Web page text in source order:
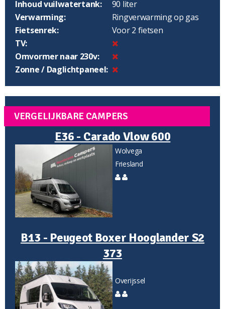
Inhoud vuilwatertank:
90 liter
Verwarming:
Ringverwarming op gas
Fietsenrek:
Voor 2 fietsen
TV:
Omvormer naar 230v:
Zonne / Daglichtpaneel:
VERGELIJKBARE CAMPERS
E36 - Carado Vlow 600
Wolvega
Friesland
B13 - Peugeot Boxer Hooglander S2
373
Overijssel